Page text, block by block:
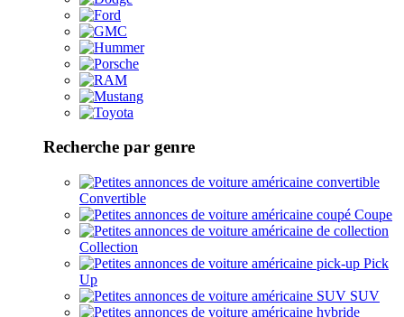
Recherche par genre
Convertible
Coupe
Collection
Pick
Up
SUV